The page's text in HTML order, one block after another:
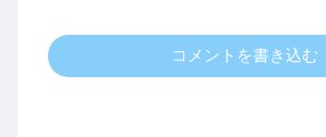
コメントを書き込む